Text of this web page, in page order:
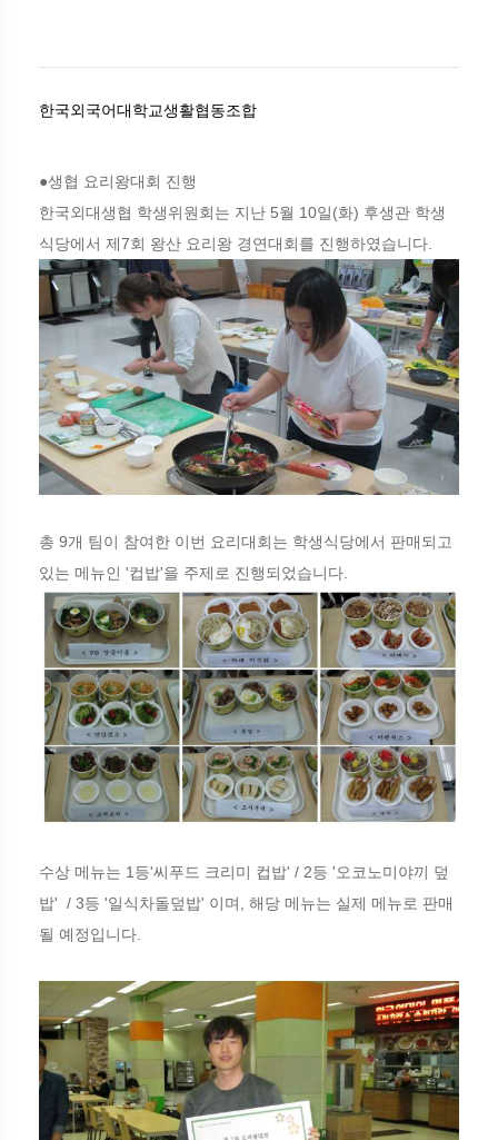
한국외국어대학교생활협동조합
●생협 요리왕대회 진행
한국외대생협 학생위원회는 지난 5월 10일(화) 후생관 학생
식당에서 제7회 왕산 요리왕 경연대회를 진행하였습니다.
총 9개 팀이 참여한 이번 요리대회는 학생식당에서 판매되고
있는 메뉴인 '컵밥'을 주제로 진행되었습니다.
수상 메뉴는 1등'씨푸드 크리미 컵밥' / 2등 '오코노미야끼 덮
밥' / 3등 '일식차돌덮밥' 이며, 해당 메뉴는 실제 메뉴로 판매
될 예정입니다.